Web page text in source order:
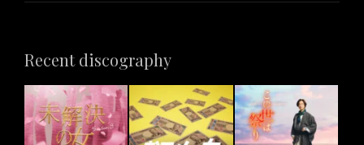
Recent discography